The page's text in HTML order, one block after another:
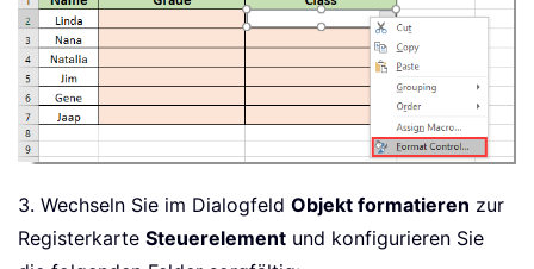
3. Wechseln Sie im Dialogfeld Objekt formatieren zur
Registerkarte Steuerelement und konfigurieren Sie